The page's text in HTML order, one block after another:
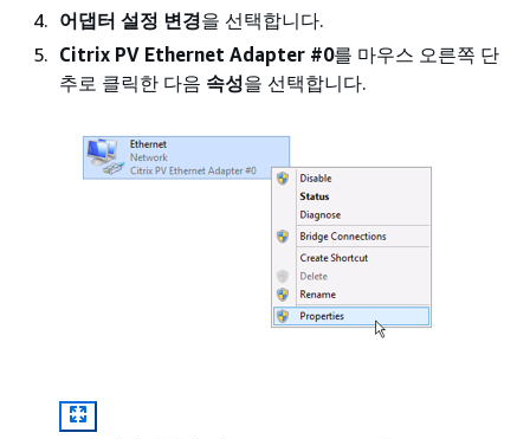
어댑터 설정 변경을 선택합니다.
Citrix PV Ethernet Adapter #0를 마우스 오른쪽 단
추로 클릭한 다음 속성을 선택합니다.